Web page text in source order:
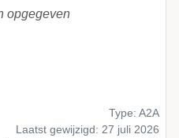
opgegeven
Type: A2A
Laatst gewijzigd: 27 juli 2026